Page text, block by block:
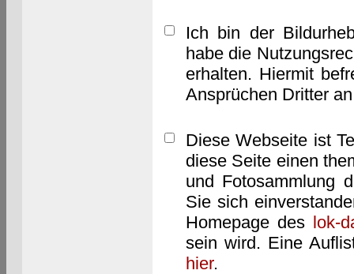
Ich bin der
habe die
erhalten. Hiermit
Ansprüchen Dritter
Diese Webseite ist
diese Seite einen
und Fotosammlung
Sie sich
Homepage des lok-
sein wird. Eine
hier.